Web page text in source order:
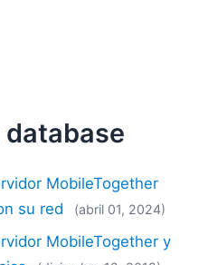
MobileTogether
su red
(abril 01, 2024)
MobileTogether y